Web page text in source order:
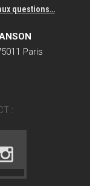
questions…
Paris
: